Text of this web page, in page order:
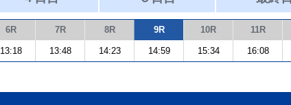
6R 7R 8R 9R 10R 11R
13:18 13:48 14:23 14:59 15:34 16:08